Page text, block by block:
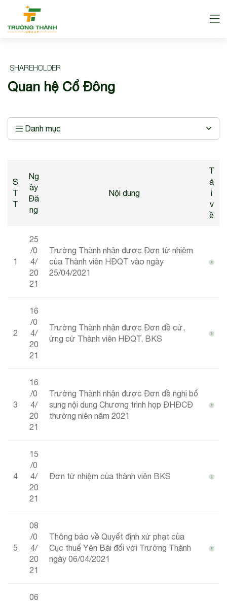
SHAREHOLDER
Quan hệ Cổ Đông
Danh mục
S
T
T
Ng
ày
Đă
ng
Nội dung
T
ả
i
v
ề
1
25
/0
4/
20
21
Trường Thành nhận được Đơn từ nhiệm
của Thành viên HĐQT vào ngày
25/04/2021
2
16
/0
4/
20
21
Trường Thành nhận được Đơn đề cử,
ứng cử Thành viên HĐQT, BKS
3
16
/0
4/
20
21
Trường Thành nhận được Đơn đề nghị bổ
sung nội dung Chương trình họp ĐHĐCĐ
thường niên năm 2021
4
15
/0
4/
20
21
Đơn từ nhiệm của thành viên BKS
5
08
/0
4/
20
21
Thông báo về Quyết định xử phạt của
Cục thuế Yên Bái đối với Trường Thành
ngày 06/04/2021
06